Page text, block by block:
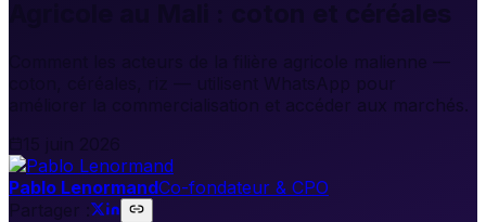
Comment les acteurs de la filière agricole malienne —
coton, céréales, riz — utilisent WhatsApp pour
améliorer la commercialisation et accéder aux marchés.
Pablo LenormandCo-fondateur & CPO
Partager :